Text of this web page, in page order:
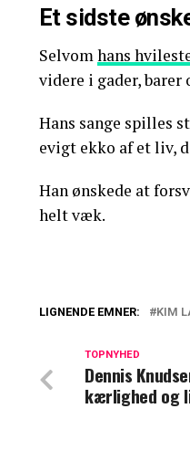
Et sidste
Selvomhans
videre i gader, barer
Hans sange spilles
evigt ekko af et liv,
Han ønskede at
helt væk.
største for
Kim Larsen
LIGNENDE EMNER: KIM
TOPNYHED
Dennis
kærlighed og